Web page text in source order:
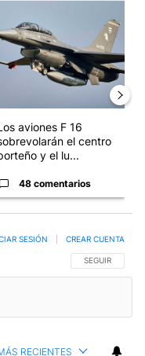
"Murió Jorge Messi, el
aviones F 16
el centro
y el lu...
48 comentarios
SIGA ESTA
SEGUIR
SESIÓN CREAR CUENTA
RECIENTES